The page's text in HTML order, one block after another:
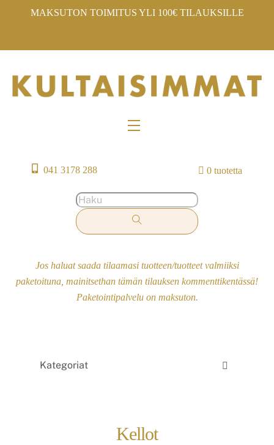
MAKSUTON TOIMITUS YLI 100€ TILAUKSILLE
Menu
041 3178 288 0 tuotetta
Jos haluat saada tilaamasi tuotteen/tuotteet valmiiksi
paketoituna, mainitsethan tämän tilauksen kommenttikentässä!
Paketointipalvelu on maksuton.
Kategoriat
Kellot